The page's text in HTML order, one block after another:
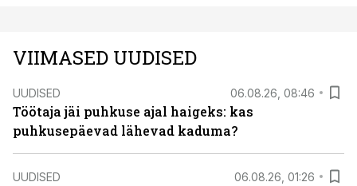
VIIMASED UUDISED
UUDISED 06.08.26, 08:46
Töötaja jäi puhkuse ajal haigeks: kas
puhkusepäevad lähevad kaduma?
UUDISED 06.08.26, 01:26